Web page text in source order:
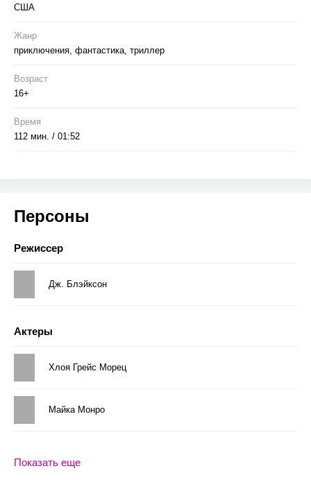
США
Жанр
приключения, фантастика, триллер
Возраст
16+
Время
112 мин. / 01:52
Персоны
Режиссер
Дж. Блэйксон
Актеры
Хлоя Грейс Морец
Майка Монро
Показать еще